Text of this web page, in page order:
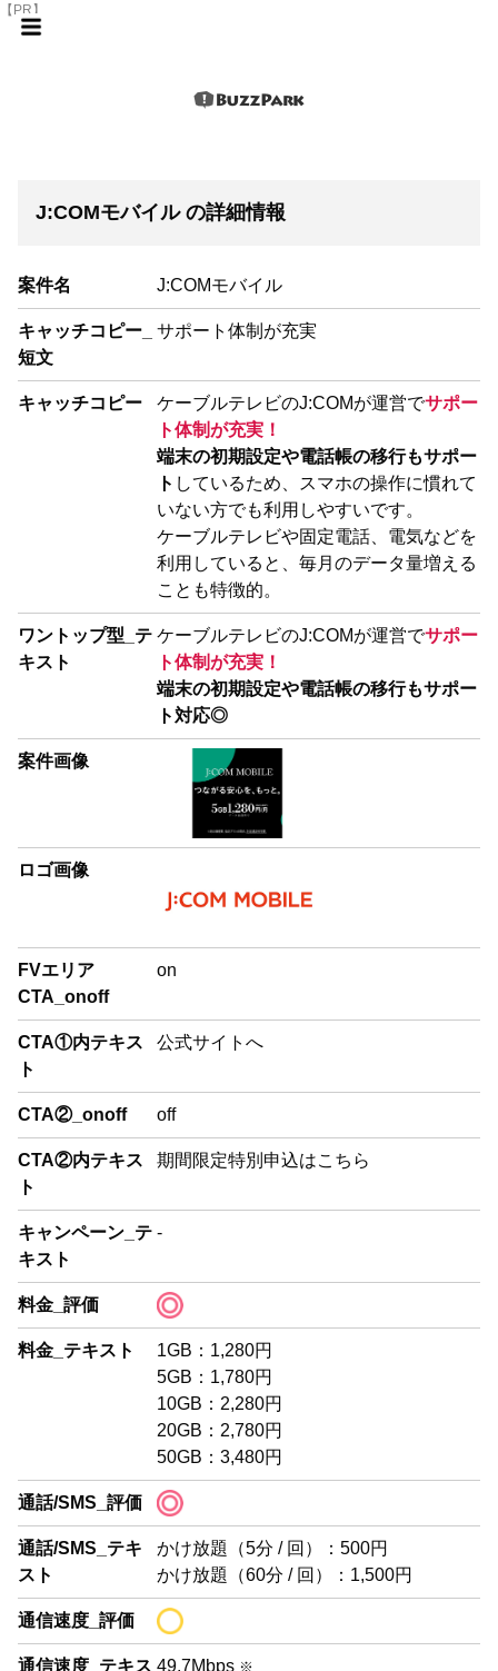
【PR】
J:COMモバイル の詳細情報
案件名 J:COMモバイル
キャッチコピー_
短文
サポート体制が充実
キャッチコピー ケーブルテレビのJ:COMが運営でサポー
ト体制が充実！
端末の初期設定や電話帳の移行もサポー
ト しているため、スマホの操作に慣れて
いない方でも利用しやすいです。
ケーブルテレビや固定電話、電気などを
利用していると、毎月のデータ量増える
ことも特徴的。
ワントップ型_テ
キスト
ケーブルテレビのJ:COMが運営でサポー
ト体制が充実！
端末の初期設定や電話帳の移行もサポー
ト対応◎
案件画像
ロゴ画像
FVエリア
CTA_onoff
on
CTA①内テキス
ト
公式サイトへ
CTA②_onoff off
CTA②内テキス
ト
期間限定特別申込はこちら
キャンペーン_テ
キスト
-
料金_評価
料金_テキスト
1GB：1,280円
5GB：1,780円
10GB：2,280円
20GB：2,780円
50GB：3,480円
通話/SMS_評価
通話/SMS_テキ
スト
かけ放題（5分 / 回）：500円
かけ放題（60分 / 回）：1,500円
通信速度_評価
通信速度_テキス 49.7Mbps ※